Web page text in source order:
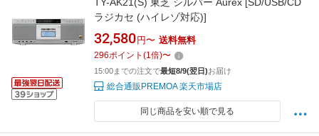
TY-AK21(S) 東芝 シルバー Aurex [SD/USB/CD
ラジカセ (ハイレゾ対応)]
32,580 円〜 送料無料
296ポイント (1倍)〜
15:00までの注文で最短8/9(翌日)お届け
総合通販PREMOA 楽天市場店
同じ商品を安い順で見る